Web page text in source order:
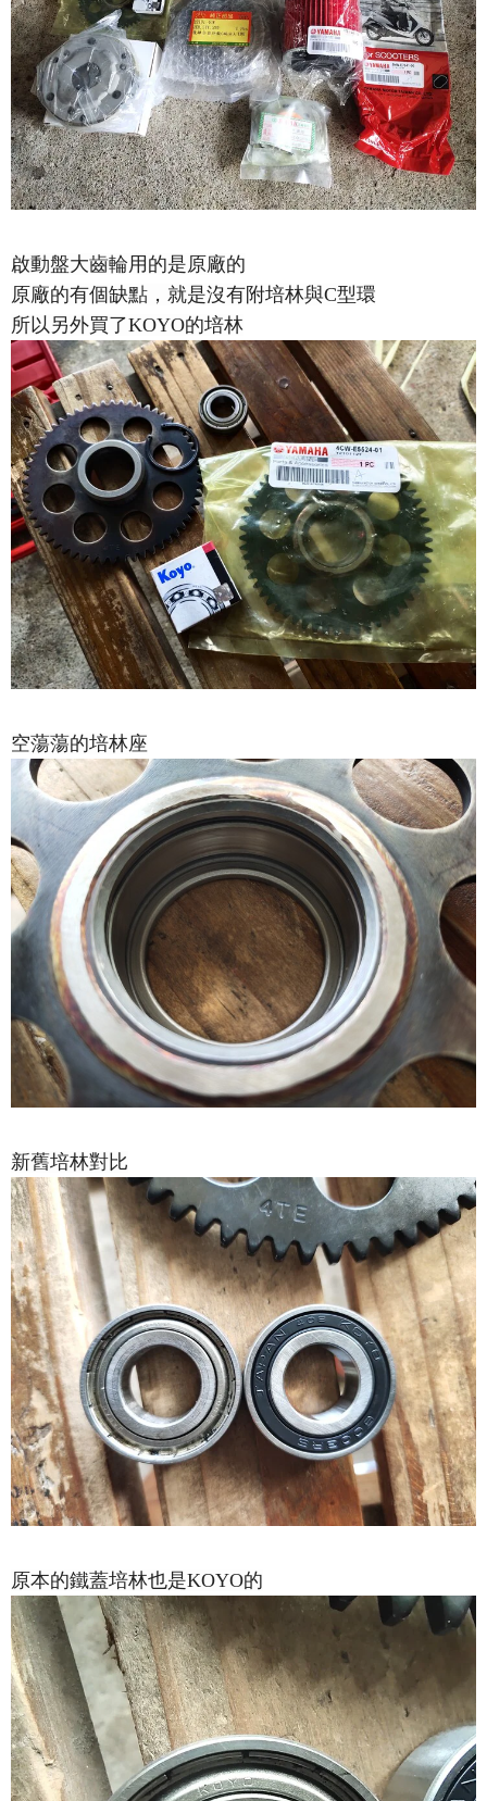
啟動盤大齒輪用的是原廠的
原廠的有個缺點，就是沒有附培林與C型環
所以另外買了KOYO的培林
空蕩蕩的培林座
新舊培林對比
原本的鐵蓋培林也是KOYO的